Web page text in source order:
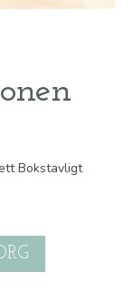
Bokstavligt